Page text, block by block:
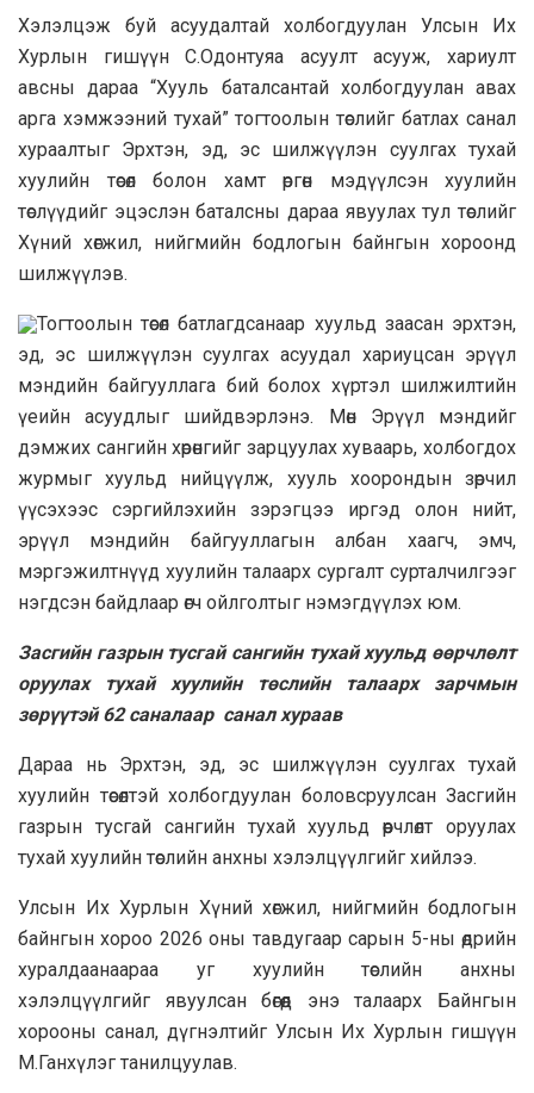
Хэлэлцэж буй асуудалтай холбогдуулан Улсын Их
Хурлын гишүүн С.Одонтуяа асуулт асууж, хариулт
авсны дараа “Хууль баталсантай холбогдуулан авах
арга хэмжээний тухай” тогтоолын төслийг батлах санал
хураалтыг Эрхтэн, эд, эс шилжүүлэн суулгах тухай
хуулийн төсөл болон хамт өргөн мэдүүлсэн хуулийн
төслүүдийг эцэслэн баталсны дараа явуулах тул төслийг
Хүний хөгжил, нийгмийн бодлогын байнгын хороонд
шилжүүлэв.
Тогтоолын төсөл батлагдсанаар хуульд заасан эрхтэн,
эд, эс шилжүүлэн суулгах асуудал хариуцсан эрүүл
мэндийн байгууллага бий болох хүртэл шилжилтийн
үеийн асуудлыг шийдвэрлэнэ. Мөн Эрүүл мэндийг
дэмжих сангийн хөрөнгийг зарцуулах хуваарь, холбогдох
журмыг хуульд нийцүүлж, хууль хоорондын зөрчил
үүсэхээс сэргийлэхийн зэрэгцээ иргэд олон нийт,
эрүүл мэндийн байгууллагын албан хаагч, эмч,
мэргэжилтнүүд хуулийн талаарх сургалт сурталчилгээг
нэгдсэн байдлаар өгч ойлголтыг нэмэгдүүлэх юм.
Засгийн газрын тусгай сангийн тухай хуульд өөрчлөлт
оруулах тухай хуулийн төслийн талаарх зарчмын
зөрүүтэй 62 саналаар санал хураав
Дараа нь Эрхтэн, эд, эс шилжүүлэн суулгах тухай
хуулийн төсөлтэй холбогдуулан боловсруулсан Засгийн
газрын тусгай сангийн тухай хуульд өөрчлөлт оруулах
тухай хуулийн төслийн анхны хэлэлцүүлгийг хийлээ.
Улсын Их Хурлын Хүний хөгжил, нийгмийн бодлогын
байнгын хороо 2026 оны тавдугаар сарын 5-ны өдрийн
хуралдаанаараа уг хуулийн төслийн анхны
хэлэлцүүлгийг явуулсан бөгөөд энэ талаарх Байнгын
хорооны санал, дүгнэлтийг Улсын Их Хурлын гишүүн
М.Ганхүлэг танилцуулав.